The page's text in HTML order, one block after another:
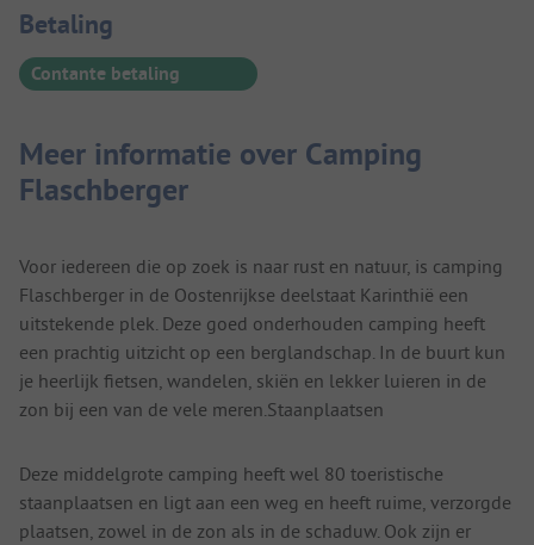
Betaalinformatie
Betaling
Contante betaling
Meer informatie over Camping
Flaschberger
Voor iedereen die op zoek is naar rust en natuur, is camping
Flaschberger in de Oostenrijkse deelstaat Karinthië een
uitstekende plek. Deze goed onderhouden camping heeft
een prachtig uitzicht op een berglandschap. In de buurt kun
je heerlijk fietsen, wandelen, skiën en lekker luieren in de
zon bij een van de vele meren.Staanplaatsen
Deze middelgrote camping heeft wel 80 toeristische
staanplaatsen en ligt aan een weg en heeft ruime, verzorgde
plaatsen, zowel in de zon als in de schaduw. Ook zijn er